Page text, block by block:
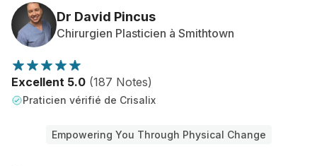
Avis des patients
Dr David Pincus
Chirurgien Plasticien à Smithtown
Excellent 5.0 (187 Notes)
Praticien vérifié de Crisalix
Empowering You Through Physical Change